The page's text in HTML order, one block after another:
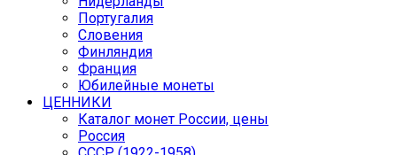
Португалия
Словения
Финляндия
Франция
Юбилейные монеты
ЦЕННИКИ
Каталог монет России, цены
Россия